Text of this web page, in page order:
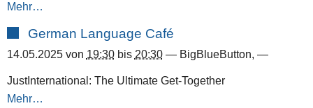
Mehr…
German Language Café
14.05.2025von 19:30bis 20:30 — BigBlueButton, —
JustInternational: The Ultimate Get-Together
Mehr…